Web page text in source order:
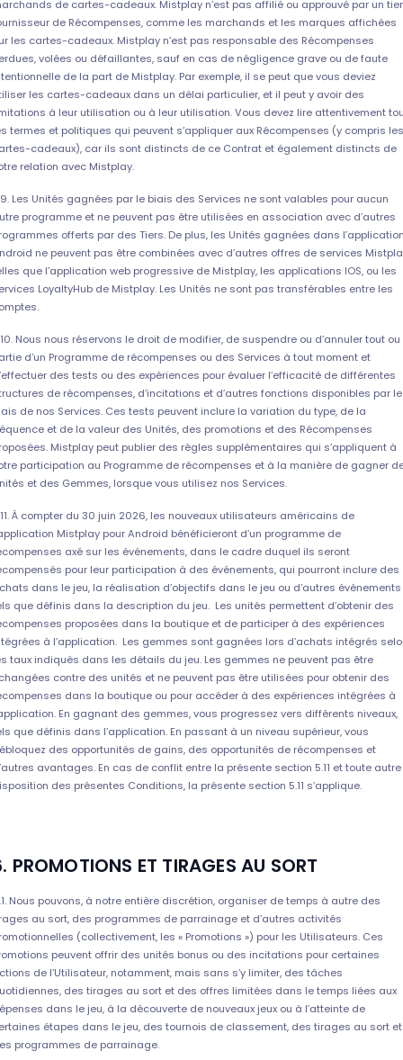
de cartes-cadeaux. Mistplay n’est pas affilié ou approuvé par un
de Récompenses, comme les marchands et les marques affichées
les cartes-cadeaux. Mistplay n’est pas responsable des Récompenses
volées ou défaillantes, sauf en cas de négligence grave ou de faute
de la part de Mistplay. Par exemple, il se peut que vous deviez
les cartes-cadeaux dans un délai particulier, et il peut y avoir des
à leur utilisation ou à leur utilisation. Vous devez lire attentivement
termes et politiques qui peuvent s’appliquer aux Récompenses (y compris les
cadeaux), car ils sont distincts de ce Contrat et également distincts de
relation avec Mistplay.
Les Unités gagnées par le biais des Services ne sont valables pour aucun
programme et ne peuvent pas être utilisées en association avec d’autres
offerts par des Tiers. De plus, les Unités gagnées dans
ne peuvent pas être combinées avec d’autres offres de services
que l’application web progressive de Mistplay, les applications IOS, ou les
LoyaltyHub de Mistplay. Les Unités ne sont pas transférables entre les
Nous nous réservons le droit de modifier, de suspendre ou d’annuler tout ou
d’un Programme de récompenses ou des Services à tout moment et
des tests ou des expériences pour évaluer l’efficacité de différentes
de récompenses, d’incitations et d’autres fonctions disponibles par le
de nos Services. Ces tests peuvent inclure la variation du type, de la
et de la valeur des Unités, des promotions et des Récompenses
Mistplay peut publier des règles supplémentaires qui s’appliquent à
participation au Programme de récompenses et à la manière de gagner
et des Gemmes, lorsque vous utilisez nos Services.
À compter du 30 juin 2026, les nouveaux utilisateurs américains de
Mistplay pour Android bénéficieront d’un programme de
axé sur les événements, dans le cadre duquel ils seront
pour leur participation à des événements, qui pourront inclure des
dans le jeu, la réalisation d’objectifs dans le jeu ou d’autres événements
que définis dans la description du jeu. Les unités permettent d’obtenir des
proposées dans la boutique et de participer à des expériences
à l’application. Les gemmes sont gagnées lors d’achats intégrés
taux indiqués dans les détails du jeu. Les gemmes ne peuvent pas être
contre des unités et ne peuvent pas être utilisées pour obtenir des
dans la boutique ou pour accéder à des expériences intégrées à
En gagnant des gemmes, vous progressez vers différents niveaux,
que définis dans l’application. En passant à un niveau supérieur, vous
des opportunités de gains, des opportunités de récompenses et
avantages. En cas de conflit entre la présente section 5.11 et toute autre
des présentes Conditions, la présente section 5.11 s’applique.
PROMOTIONS ET TIRAGES AU SORT
Nous pouvons, à notre entière discrétion, organiser de temps à autre des
au sort, des programmes de parrainage et d’autres activités
(collectivement, les « Promotions ») pour les Utilisateurs. Ces
peuvent offrir des unités bonus ou des incitations pour certaines
de l’Utilisateur, notamment, mais sans s’y limiter, des tâches
des tirages au sort et des offres limitées dans le temps liées aux
dans le jeu, à la découverte de nouveaux jeux ou à l’atteinte de
étapes dans le jeu, des tournois de classement, des tirages au sort et
programmes de parrainage.